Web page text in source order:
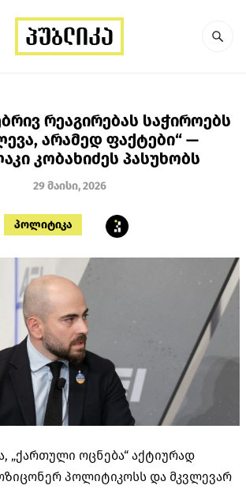
რეაგირებას საჭიროებს
არამედ ფაქტები“ —
კობახიძეს პასუხობს
29 მაისი, 2026
პოლიტიკა
„ქართული ოცნება“ აქტიურად
პოლიტიკოსს და მკვლევარ